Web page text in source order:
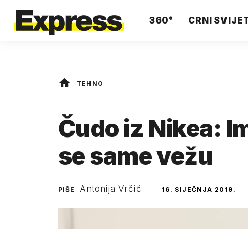
360° CRNI
TEHNO
Čudo iz Nikea:
se same vežu
PIŠE Antonija Vrčić 16. SIJEČNJA 2019.